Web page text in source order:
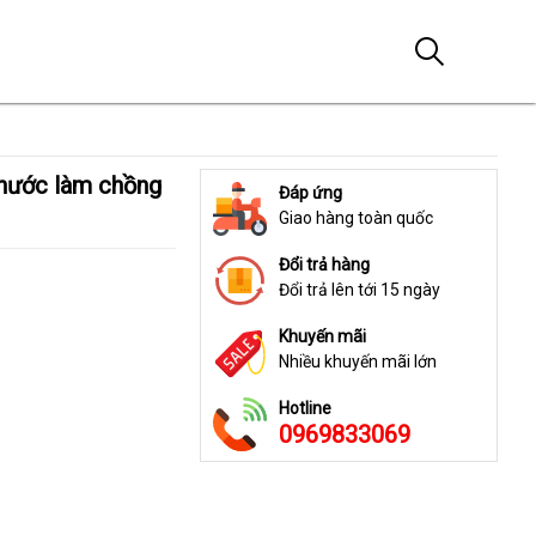
Đáp ứng
Giao hàng toàn quốc
Đổi trả hàng
Đổi trả lên tới 15 ngày
Khuyến mãi
Nhiều khuyến mãi lớn
Hotline
0969833069